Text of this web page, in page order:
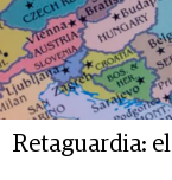
Retaguardia: